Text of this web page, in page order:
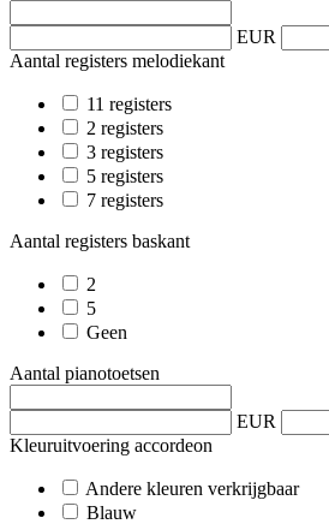
EUR
Aantal registers melodiekant
11 registers
2 registers
3 registers
5 registers
7 registers
Aantal registers baskant
2
5
Geen
Aantal pianotoetsen
EUR
Kleuruitvoering accordeon
Andere kleuren verkrijgbaar
Blauw